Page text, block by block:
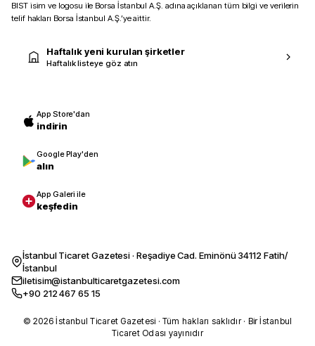
BIST isim ve logosu ile Borsa İstanbul A.Ş. adına açıklanan tüm bilgi ve verilerin
telif hakları Borsa İstanbul A.Ş.’ye aittir.
Haftalık yeni kurulan şirketler
Haftalık listeye göz atın
App Store'dan
indirin
Google Play'den
alın
App Galeri ile
keşfedin
İstanbul Ticaret Gazetesi · Reşadiye Cad. Eminönü 34112 Fatih/
İstanbul
iletisim@istanbulticaretgazetesi.com
+90 212 467 65 15
© 2026 İstanbul Ticaret Gazetesi · Tüm hakları saklıdır · Bir İstanbul
Ticaret Odası yayınıdır